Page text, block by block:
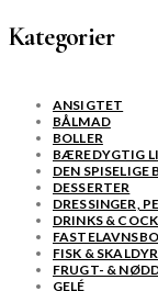
Kategorier
ANSIGTET
BÅLMAD
BOLLER
BÆREDYGTIG
DEN SPISELIGE
DESSERTER
DRESSINGER,
DRINKS &
FISK & SKALDYR
FRUGT- &
GELÉ